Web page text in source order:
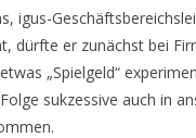
igus-
dürfte er zunächst bei
„Spielgeld“
sukzessive auch in